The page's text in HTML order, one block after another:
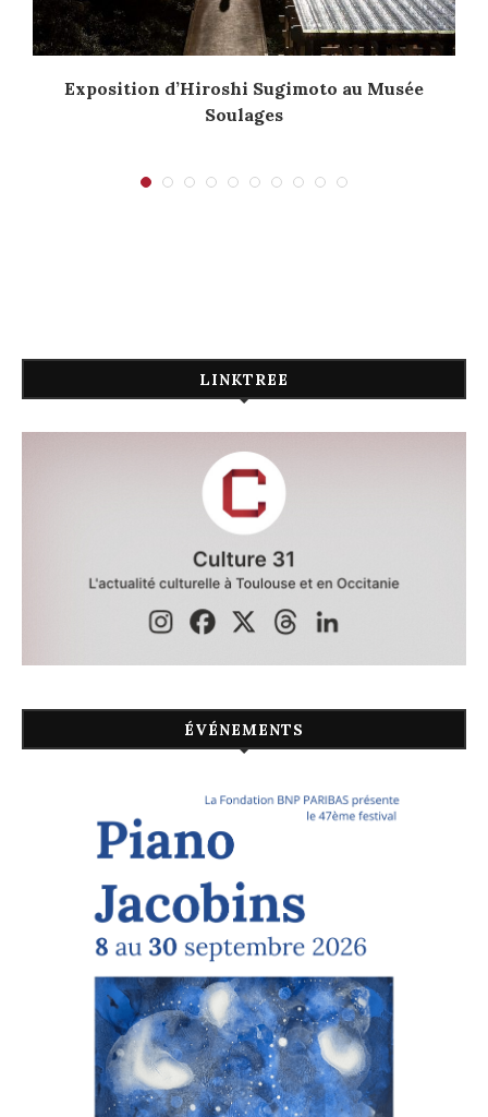
Exposition d’Hiroshi Sugimoto au Musée
Soulages
LINKTREE
ÉVÉNEMENTS